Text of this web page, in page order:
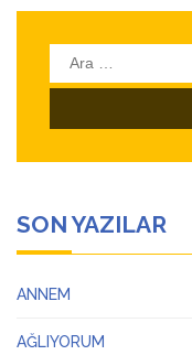
Arama:
SON YAZILAR
ANNEM
AĞLIYORUM